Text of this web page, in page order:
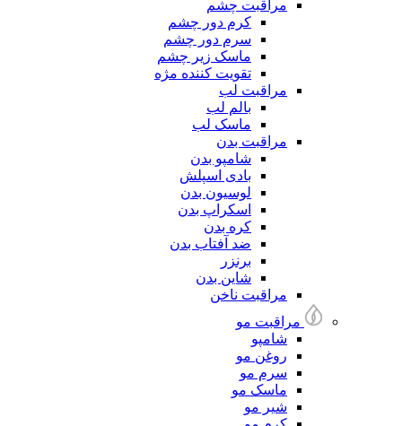
مراقبت چشم
کرم دور چشم
سرم دور چشم
ماسک زیر چشم
تقویت کننده مژه
مراقبت لب
بالم لب
ماسک لب
مراقبت بدن
شامپو بدن
بادی اسپلش
لوسیون بدن
اسکراپ بدن
کره بدن
ضد آفتاب بدن
برنزر
شاین بدن
مراقبت ناخن
مراقبت مو
شامپو
روغن مو
سرم مو
ماسک مو
شیر مو